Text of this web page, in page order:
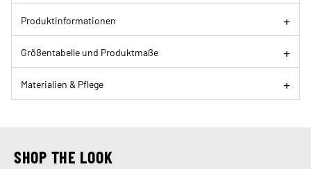
Produktinformationen
Größentabelle und Produktmaße
Materialien & Pflege
SHOP THE LOOK